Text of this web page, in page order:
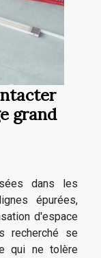
grand
dans les
épurées,
d'espace
recherché se
qui ne tolère